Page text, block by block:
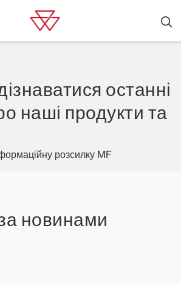
останні
наші продукти та
розсилку MF
новинами